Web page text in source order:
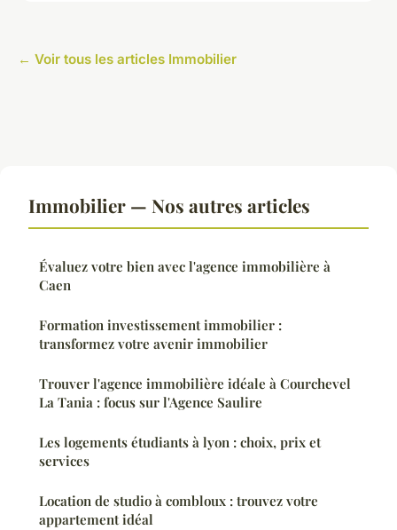
← Voir tous les articles Immobilier
Immobilier — Nos autres articles
Évaluez votre bien avec l'agence immobilière à
Caen
Formation investissement immobilier :
transformez votre avenir immobilier
Trouver l'agence immobilière idéale à Courchevel
La Tania : focus sur l'Agence Saulire
Les logements étudiants à lyon : choix, prix et
services
Location de studio à combloux : trouvez votre
appartement idéal